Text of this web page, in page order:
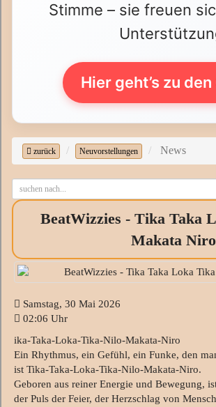
Stimme – sie freuen
Hier geht’s zu
zurück Neuvorstellungen News
BeatWizzies - Tika Taka
Makata Niro
Samstag, 30 Mai 2026
02:06 Uhr
ika-Taka-Loka-Tika-Nilo-Makata-Niro
Ein Rhythmus, ein Gefühl, ein Funke, den
ist Tika-Taka-Loka-Tika-Nilo-Makata-Niro.
Geboren aus reiner Energie und Bewegung,
der Puls der Feier, der Herzschlag von